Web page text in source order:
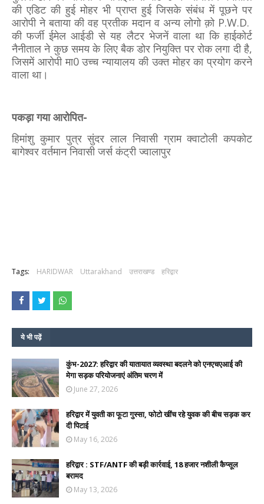
की एडिट की हुई मोहर भी प्राप्त हुई जिसके संबंध में पूछने पर
आरोपी ने बताया की वह प्रतीक मदान व अन्य लोगो क़ो P.W.D.
की फर्जी ईमेल आईडी से यह लैटर भेजनें वाला था कि हाईकोर्ट
नैनीताल ने कुछ समय के लिए बैक डोर नियुक्ति पर रोक लगा दी है,
जिसमें आरोपी मा0 उच्च न्यायालय की उक्त मोहर का प्रयोग करने
वाला था।
पकड़ा गया आरोपित-
हिमांशु कुमार पुत्र सुंदर लाल निवासी ग्राम क्वाटोली कपकोट
बागेश्वर वर्तमान निवासी जर्स कंट्री ज्वालापुर
Tags: HARIDWAR Uttarakhand उत्तराखण्ड हरिद्वार
ये भी पढ़ें
कुंभ-2027: हरिद्वार की यातायात व्यवस्था बदलने को एनएचएआई की
मेगा सड़क परियोजनाएं अंतिम चरण में
June 27, 2026
हरिद्वार में युवती का फूटा गुस्सा, फोटो खींच रहे युवक की बीच सड़क कर
दी पिटाई
May 16, 2026
हरिद्वार : STF/ANTF की बड़ी कार्रवाई, 18 हजार नशीली कैप्सूल
बरामद
May 13, 2026